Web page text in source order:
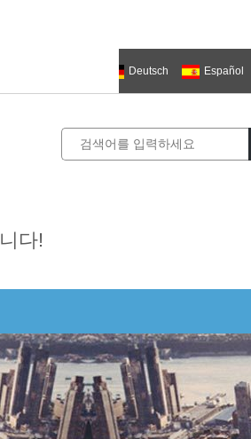
Deutsch Español
다!